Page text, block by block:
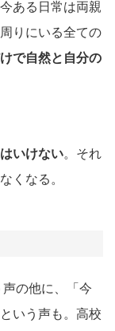
ある日常は両親
りにいる全ての
で自然と自分の
いけない。それ
くなる。
の他に、「今
いう声も。高校